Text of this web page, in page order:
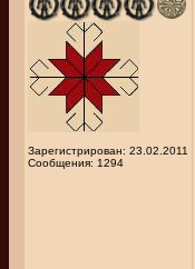
Зарегистрирован: 23.02.2011
Сообщения: 1294